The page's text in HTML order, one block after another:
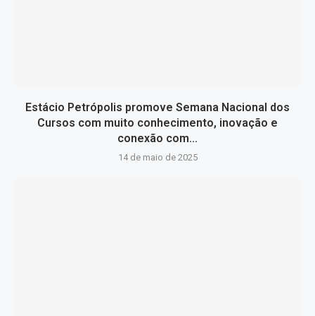
Estácio Petrópolis promove Semana Nacional dos
Cursos com muito conhecimento, inovação e
conexão com...
14 de maio de 2025